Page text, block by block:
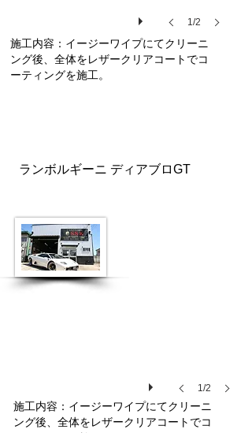
施工内容：イージーワイプにてクリーニ
ング後、全体をレザークリアコートでコ
ーティングを施工。
1/2
ランボルギーニ ディアブロGT
施工内容：イージーワイプにてクリーニ
ング後、全体をレザークリアコートでコ
122
1/2